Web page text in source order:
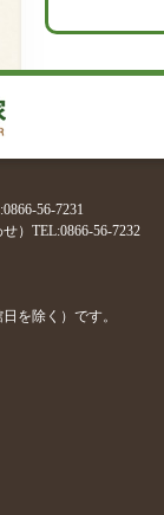
56-7231
）TEL:0866-56-7232
を除く）です。